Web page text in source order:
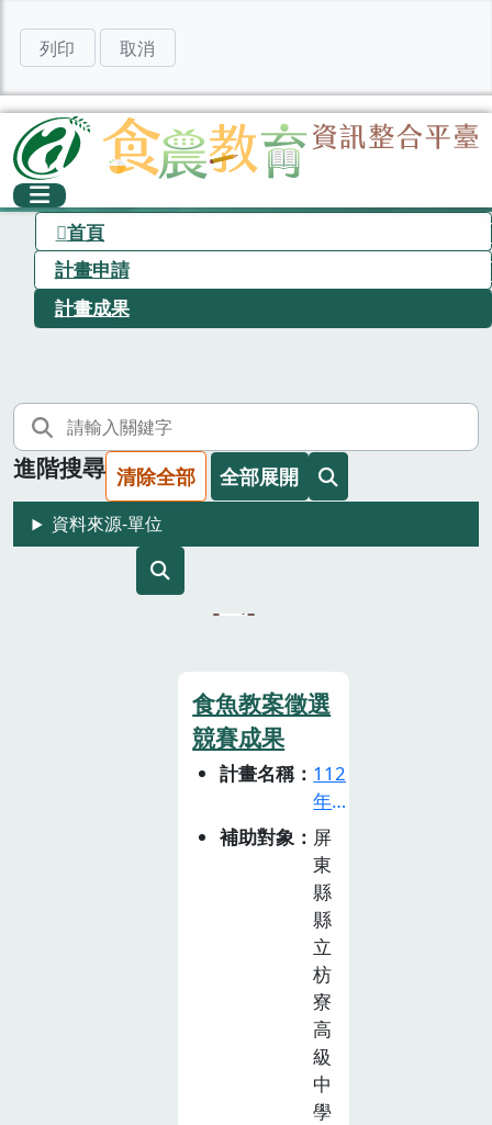
列印 取消
首頁
計畫申請
計畫成果
進階搜尋 清除全部 全部展開
資料來源-單位
食魚教案徵選
競賽成果
計畫名稱
112
年
食
魚
教
育
推
廣
計
畫
補助對象
屏
東
縣
縣
立
枋
寮
高
級
中
學